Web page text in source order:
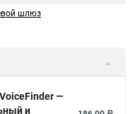
шлюз
—
и